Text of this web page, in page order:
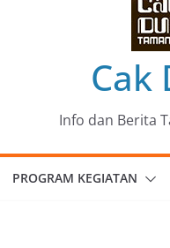
Menjadi Mantra Perlawanan
Cak
Info dan Berita
PROGRAM KEGIATAN